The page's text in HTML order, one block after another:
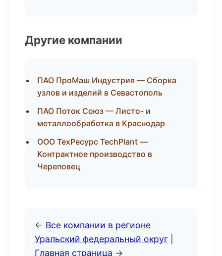
Другие компании
ПАО ПроМаш Индустрия — Сборка
узлов и изделий в Севастополь
ПАО Поток Союз — Листо- и
металлообработка в Краснодар
ООО ТехРесурс TechPlant —
Контрактное производство в
Череповец
← Все компании в регионе
Уральский федеральный округ
Главная страница →